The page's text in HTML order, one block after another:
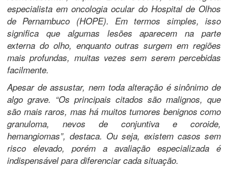
especialista em oncologia ocular do Hospital de Olhos
de Pernambuco (HOPE). Em termos simples, isso
significa que algumas lesões aparecem na parte
externa do olho, enquanto outras surgem em regiões
mais profundas, muitas vezes sem serem percebidas
facilmente.
Apesar de assustar, nem toda alteração é sinônimo de
algo grave. “Os principais citados são malignos, que
são mais raros, mas há muitos tumores benignos como
granuloma, nevos de conjuntiva e coroide,
hemangiomas”, destaca. Ou seja, existem casos sem
risco elevado, porém a avaliação especializada é
indispensável para diferenciar cada situação.